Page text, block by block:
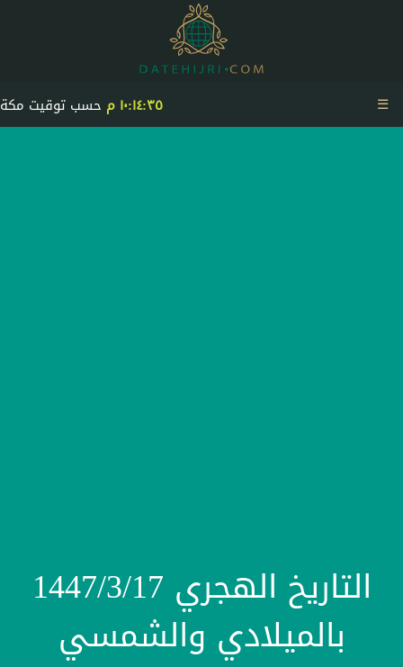
١٠:١٤:٣٥ م حسب توقيت مكة ☰
التاريخ الهجري 1447/3/17
بالميلادي والشمسي